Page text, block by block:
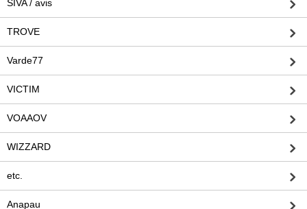
SIVA / avis
TROVE
Varde77
VICTIM
VOAAOV
WIZZARD
etc.
Anapau